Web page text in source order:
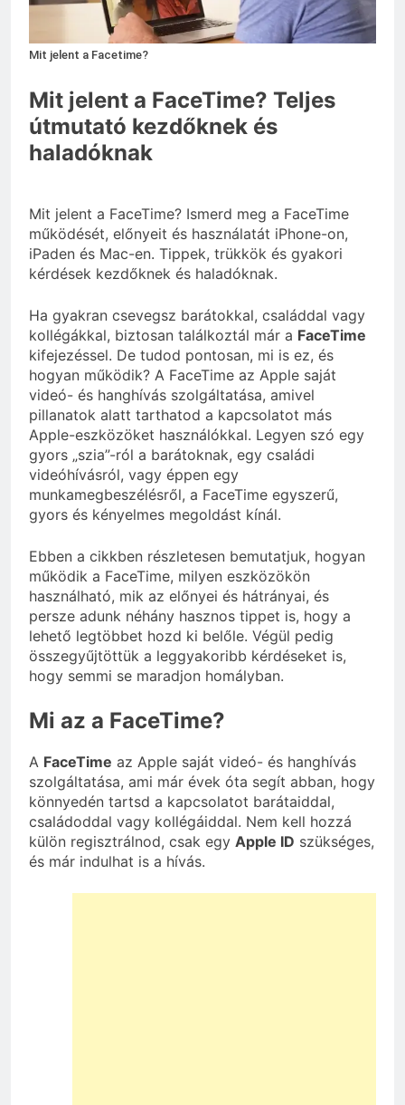
eredetiségvizsgálathoz?
3 Nap Ezelőtt
Mit jelent a Facetime?
Mit jelent a FaceTime? Teljes
útmutató kezdőknek és
haladóknak
Mit jelent a FaceTime? Ismerd meg a FaceTime
működését, előnyeit és használatát iPhone-on,
iPaden és Mac-en. Tippek, trükkök és gyakori
kérdések kezdőknek és haladóknak.
Ha gyakran csevegsz barátokkal, családdal vagy
kollégákkal, biztosan találkoztál már a FaceTime
kifejezéssel. De tudod pontosan, mi is ez, és
hogyan működik? A FaceTime az Apple saját
videó- és hanghívás szolgáltatása, amivel
pillanatok alatt tarthatod a kapcsolatot más
Apple-eszközöket használókkal. Legyen szó egy
gyors „szia”-ról a barátoknak, egy családi
videóhívásról, vagy éppen egy
munkamegbeszélésről, a FaceTime egyszerű,
gyors és kényelmes megoldást kínál.
Ebben a cikkben részletesen bemutatjuk, hogyan
működik a FaceTime, milyen eszközökön
használható, mik az előnyei és hátrányai, és
persze adunk néhány hasznos tippet is, hogy a
lehető legtöbbet hozd ki belőle. Végül pedig
összegyűjtöttük a leggyakoribb kérdéseket is,
hogy semmi se maradjon homályban.
Mi az a FaceTime?
A FaceTime az Apple saját videó- és hanghívás
szolgáltatása, ami már évek óta segít abban, hogy
könnyedén tartsd a kapcsolatot barátaiddal,
családoddal vagy kollégáiddal. Nem kell hozzá
külön regisztrálnod, csak egy Apple ID szükséges,
és már indulhat is a hívás.